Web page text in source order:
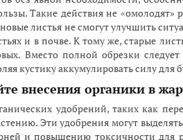
Такие действия не «омолодят»
новые листья не смогут улучшить
и в почве. К тому же, старые
Вместо полной обрезки
кустику аккумулировать силу для
внесения органики в
удобрений, таких как
Эти удобрения могут
и повышению токсичности для